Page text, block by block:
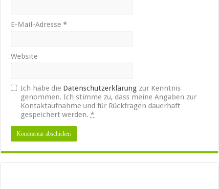
E-Mail-Adresse*
Website
Ich habe die Datenschutzerklärung zur Kenntnis
genommen. Ich stimme zu, dass meine Angaben zur
Kontaktaufnahme und für Rückfragen dauerhaft
gespeichert werden.*